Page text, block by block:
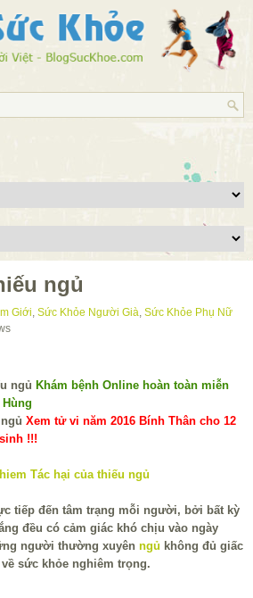
ngủ
Giới, Sức Khỏe Người Già, Sức Khỏe Phụ Nữ
Khám bệnh Online hoàn toàn miễn
Xem tử vi năm 2016 Bính Thân cho 12
!!!
tiếp đến tâm trạng mỗi người, bởi bất kỳ
đều có cảm giác khó chịu vào ngày
người thường xuyên ngủ không đủ giấc
sức khỏe nghiêm trọng.